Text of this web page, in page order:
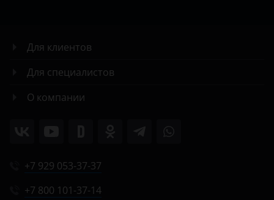
Для клиентов
Для специалистов
О компании
+7 929 053-37-37
+7 800 101-37-14